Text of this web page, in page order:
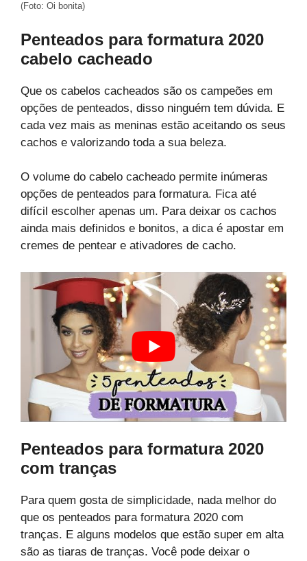
(Foto: Oi bonita)
Penteados para formatura 2020
cabelo cacheado
Que os cabelos cacheados são os campeões em
opções de penteados, disso ninguém tem dúvida. E
cada vez mais as meninas estão aceitando os seus
cachos e valorizando toda a sua beleza.
O volume do cabelo cacheado permite inúmeras
opções de penteados para formatura. Fica até
difícil escolher apenas um. Para deixar os cachos
ainda mais definidos e bonitos, a dica é apostar em
cremes de pentear e ativadores de cacho.
Penteados para formatura 2020
com tranças
Para quem gosta de simplicidade, nada melhor do
que os penteados para formatura 2020 com
tranças. E alguns modelos que estão super em alta
são as tiaras de tranças. Você pode deixar o